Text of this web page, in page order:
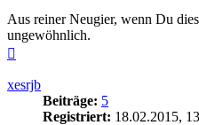
Aus reiner Neugier, wenn Du
ungewöhnlich.
xesrjb
Beiträge: 5
Registriert: 18.02.2015,